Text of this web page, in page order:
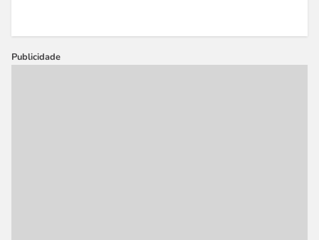
Publicidade